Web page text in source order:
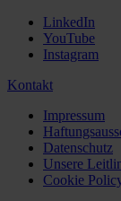
LinkedIn
YouTube
Instagram
Kontakt
Impressum
Datenschutz
Unsere
Cookie